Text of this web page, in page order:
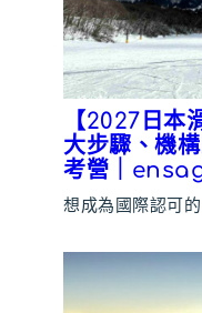
【2027日本
大步驟、機
考營｜
想成為國際認可